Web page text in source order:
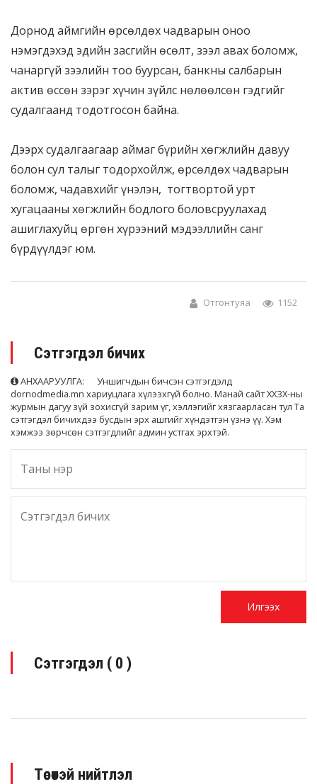
Дорнод аймгийн өрсөлдөх чадварын оноо
нэмэгдэхэд эдийн засгийн өсөлт, зээл авах боломж,
чанаргүй зээлийн тоо буурсан, банкны салбарын
актив өссөн зэрэг хүчин зүйлс нөлөөлсөн гэдгийг
судалгаанд тодотгосон байна.
Дээрх судалгаагаар аймаг бүрийн хөгжлийн давуу
болон сул талыг тодорхойлж, өрсөлдөх чадварын
боломж, чадавхийг үнэлэн, тогтвортой урт
хугацааны хөгжлийн бодлого боловсруулахад
ашиглахуйц өргөн хүрээний мэдээллийн санг
бүрдүүлдэг юм.
Отгонтуяа 1152
Сэтгэгдэл бичих
АНХААРУУЛГА: Уншигчдын бичсэн сэтгэгдэлд
dornodmedia.mn хариуцлага хүлээхгүй болно. Манай сайт ХХЗХ-ны
журмын дагуу зүй зохисгүй зарим үг, хэллэгийг хязгаарласан тул Та
сэтгэгдэл бичихдээ бусдын эрх ашгийг хүндэтгэн үзнэ үү. Хэм
хэмжээ зөрчсөн сэтгэгдлийг админ устгах эрхтэй.
Сэтгэгдэл ( 0 )
Төсөөтэй нийтлэл